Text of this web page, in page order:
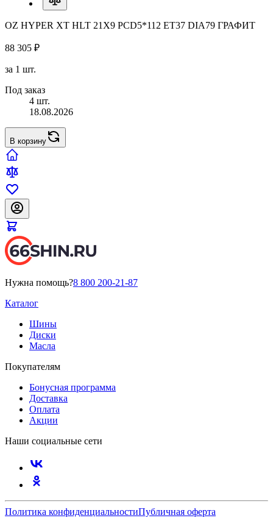
OZ HYPER XT HLT 21X9 PCD5*112 ET37 DIA79 ГРАФИТ
88 305 ₽
за 1 шт.
Под заказ
4 шт.
18.08.2026
В корзину
Нужна помощь?8 800 200-21-87
Каталог
Шины
Диски
Масла
Покупателям
Бонусная программа
Доставка
Оплата
Акции
Наши социальные сети
Политика конфиденциальностиПубличная оферта